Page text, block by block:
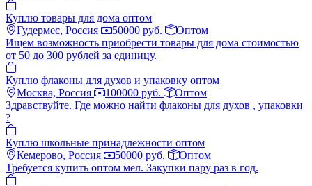
Куплю товары для дома оптом
Гудермес, Россия
50000 руб.
Оптом
Ищем возможность приобрести товары для дома стоимостью
от 50 до 300 рублей за единицу.
Куплю флаконы для духов и упаковку оптом
Москва, Россия
100000 руб.
Оптом
Здравствуйте. Где можно найти флаконы для духов , упаковки
?
Куплю школьные принадлежности оптом
Кемерово, Россия
50000 руб.
Оптом
Требуется купить оптом мел. Закупки пару раз в год.